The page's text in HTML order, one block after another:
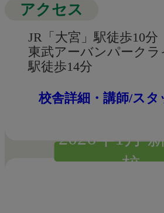
アクセス
JR「大宮」駅徒歩10分
東武アーバンパークラ
駅徒歩14分
校舎詳細・講師/スタ
2026年1月
校